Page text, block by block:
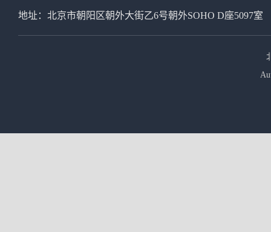
地址：北京市朝阳区朝外大街乙6号朝外SOHO D座5097室